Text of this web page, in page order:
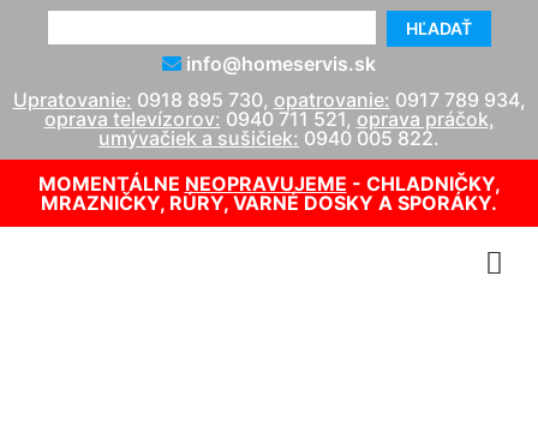
HĽADAŤ
info@homeservis.sk
Upratovanie: 0918 895 730, opatrovanie: 0917 789 934,
oprava televízorov: 0940 711 521, oprava práčok,
umývačiek a sušičiek: 0940 005 822.
MOMENTÁLNE NEOPRAVUJEME - CHLADNIČKY,
MRAZNIČKY, RÚRY, VARNÉ DOSKY A SPORÁKY.